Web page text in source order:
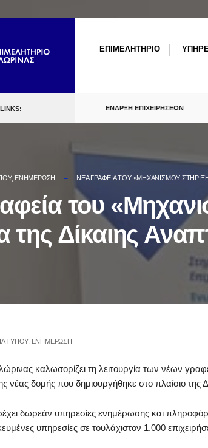
ΕΠΙΜΕΛΗΤΗΡΙΟ
ΕΝΑΡΞΗ ΕΠΙΧΕΙΡΗΣΕΩΝ
, ΕΝΗΜΕΡΩΣΗ ΝΈΑ ΓΡΑΦΕΊΑ ΤΟΥ «ΜΗΧΑΝΙΣΜΟΎ
του
της Δίκαιης
ΤΥΠΟΥ, ΕΝΗΜΕΡΩΣΗ
καλωσορίζει τη λειτουργία των νέων
νέας δομής που δημιουργήθηκε στο πλαίσιο της
δωρεάν υπηρεσίες ενημέρωσης και
υπηρεσίες σε τουλάχιστον 1.000